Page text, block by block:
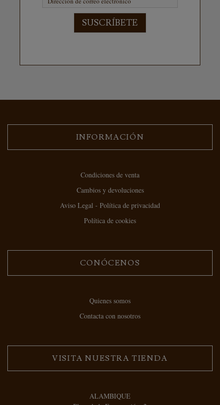
SUSCRÍBETE
INFORMACIÓN
Condiciones de venta
Cambios y devoluciones
Aviso Legal - Política de privacidad
Política de cookies
CONÓCENOS
Quienes somos
Contacta con nosotros
VISITA NUESTRA TIENDA
ALAMBIQUE